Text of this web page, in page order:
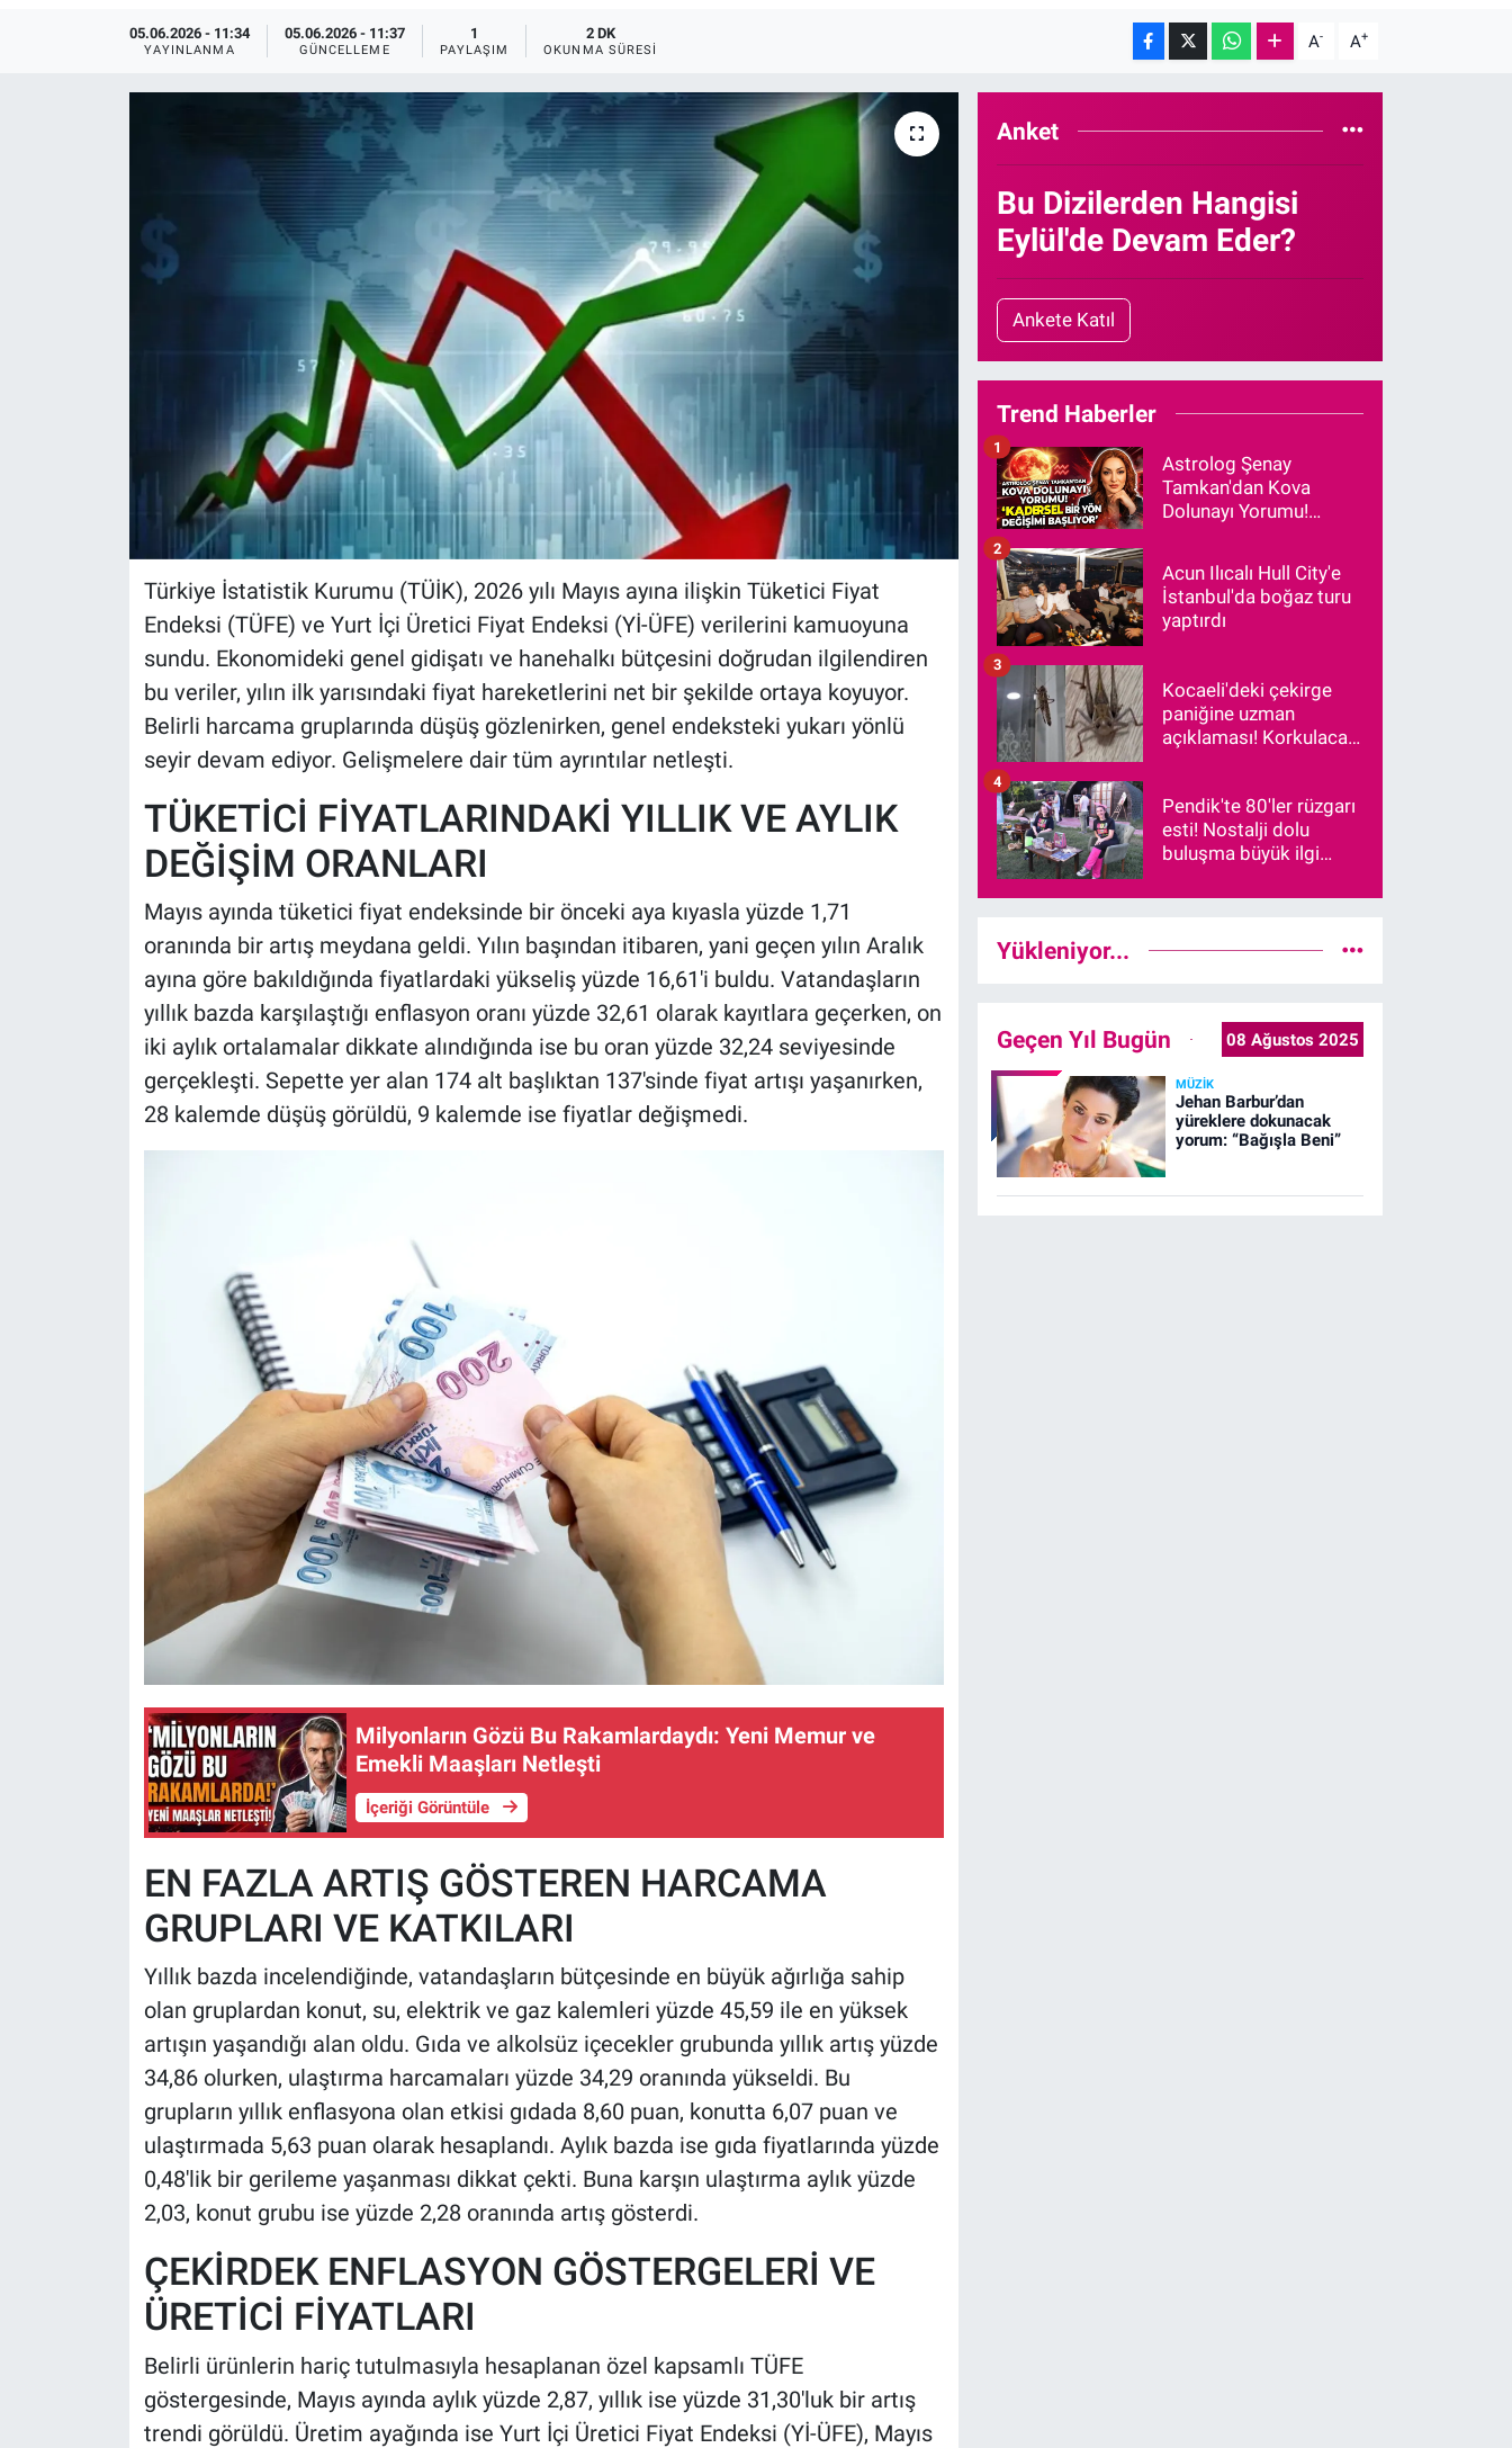
05.06.2026 - 11:34
YAYINLANMA
05.06.2026 - 11:37
GÜNCELLEME
1
PAYLAŞIM
2 DK
OKUNMA SÜRESI A- A+
Türkiye İstatistik Kurumu (TÜİK), 2026 yılı Mayıs ayına ilişkin Tüketici Fiyat
Endeksi (TÜFE) ve Yurt İçi Üretici Fiyat Endeksi (Yİ-ÜFE) verilerini kamuoyuna
sundu. Ekonomideki genel gidişatı ve hanehalkı bütçesini doğrudan ilgilendiren
bu veriler, yılın ilk yarısındaki fiyat hareketlerini net bir şekilde ortaya koyuyor.
Belirli harcama gruplarında düşüş gözlenirken, genel endeksteki yukarı yönlü
seyir devam ediyor. Gelişmelere dair tüm ayrıntılar netleşti.
TÜKETİCİ FİYATLARINDAKİ YILLIK VE AYLIK
DEĞİŞİM ORANLARI
Mayıs ayında tüketici fiyat endeksinde bir önceki aya kıyasla yüzde 1,71
oranında bir artış meydana geldi. Yılın başından itibaren, yani geçen yılın Aralık
ayına göre bakıldığında fiyatlardaki yükseliş yüzde 16,61'i buldu. Vatandaşların
yıllık bazda karşılaştığı enflasyon oranı yüzde 32,61 olarak kayıtlara geçerken, on
iki aylık ortalamalar dikkate alındığında ise bu oran yüzde 32,24 seviyesinde
gerçekleşti. Sepette yer alan 174 alt başlıktan 137'sinde fiyat artışı yaşanırken,
28 kalemde düşüş görüldü, 9 kalemde ise fiyatlar değişmedi.
Milyonların Gözü Bu Rakamlardaydı: Yeni Memur ve
Emekli Maaşları Netleşti
İçeriği Görüntüle
EN FAZLA ARTIŞ GÖSTEREN HARCAMA
GRUPLARI VE KATKILARI
Yıllık bazda incelendiğinde, vatandaşların bütçesinde en büyük ağırlığa sahip
olan gruplardan konut, su, elektrik ve gaz kalemleri yüzde 45,59 ile en yüksek
artışın yaşandığı alan oldu. Gıda ve alkolsüz içecekler grubunda yıllık artış yüzde
34,86 olurken, ulaştırma harcamaları yüzde 34,29 oranında yükseldi. Bu
grupların yıllık enflasyona olan etkisi gıdada 8,60 puan, konutta 6,07 puan ve
ulaştırmada 5,63 puan olarak hesaplandı. Aylık bazda ise gıda fiyatlarında yüzde
0,48'lik bir gerileme yaşanması dikkat çekti. Buna karşın ulaştırma aylık yüzde
2,03, konut grubu ise yüzde 2,28 oranında artış gösterdi.
ÇEKİRDEK ENFLASYON GÖSTERGELERİ VE
ÜRETİCİ FİYATLARI
Belirli ürünlerin hariç tutulmasıyla hesaplanan özel kapsamlı TÜFE
göstergesinde, Mayıs ayında aylık yüzde 2,87, yıllık ise yüzde 31,30'luk bir artış
trendi görüldü. Üretim ayağında ise Yurt İçi Üretici Fiyat Endeksi (Yİ-ÜFE), Mayıs
Anket
Bu Dizilerden Hangisi
Eylül'de Devam Eder?
Ankete Katıl
Trend Haberler
Astrolog Şenay
Tamkan'dan Kova
Dolunayı Yorumu!
1
Acun Ilıcalı Hull City'e
İstanbul'da boğaz turu
yaptırdı
2
Kocaeli'deki çekirge
paniğine uzman
açıklaması! Korkulacak
3
Pendik'te 80'ler rüzgarı
esti! Nostalji dolu
buluşma büyük ilgi
4
Yükleniyor...
Geçen Yıl Bugün 08 Ağustos 2025
MÜZIK
Jehan Barbur’dan
yüreklere dokunacak
yorum: “Bağışla Beni”
KÜLTÜR SANAT